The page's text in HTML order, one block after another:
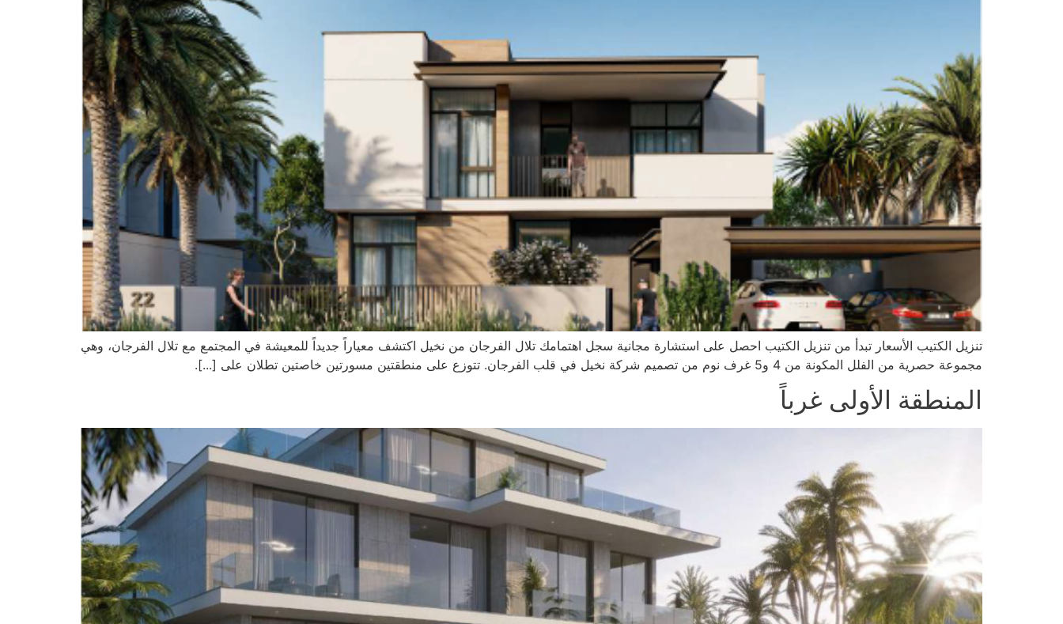
تنزيل الكتيب الأسعار تبدأ من تنزيل الكتيب احصل على استشارة مجانية سجل اهتمامك تلال الفرجان من نخيل اكتشف معياراً جديداً للمعيشة في المجتمع مع تلال الفرجان، وهي
مجموعة حصرية من الفلل المكونة من 4 و5 غرف نوم من تصميم شركة نخيل في قلب الفرجان. تتوزع على منطقتين مسورتين خاصتين تطلان على [...].
المنطقة الأولى غرباً